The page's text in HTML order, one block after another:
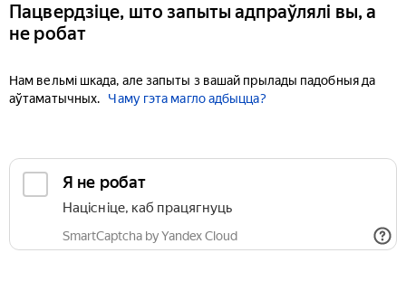
Пацвердзіце, што запыты адпраўлялі вы, а
не робат
Нам вельмі шкада, але запыты з вашай прылады падобныя да
аўтаматычных.
Чаму гэта магло адбыцца?
Я не робат
Націсніце, каб працягнуць
SmartCaptcha by Yandex Cloud